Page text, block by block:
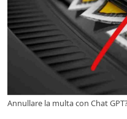
Annullare la multa con Chat